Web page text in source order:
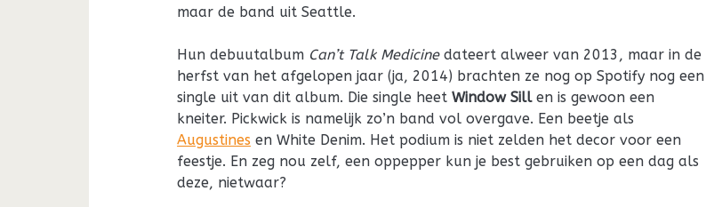
maar de band uit Seattle.
Hun debuutalbum Can’t Talk Medicinedateert alweer van 2013, maar in de
herfst van het afgelopen jaar (ja, 2014) brachten ze nog op Spotify nog een
single uit van dit album. Die single heetWindow Sillen is gewoon een
kneiter. Pickwick is namelijk zo’n band vol overgave. Een beetje als
Augustines en White Denim. Het podium is niet zelden het decor voor een
feestje. En zeg nou zelf, een oppepper kun je best gebruiken op een dag als
deze, nietwaar?